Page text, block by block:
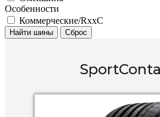
Особенности
Коммерческие/RxxC
Найти шины Сброс